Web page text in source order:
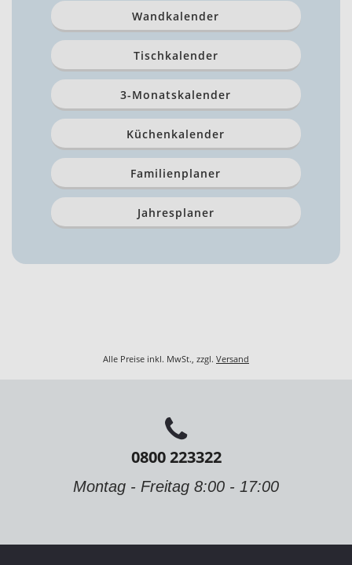
Wandkalender
Tischkalender
3-Monatskalender
Küchenkalender
Familienplaner
Jahresplaner
Alle Preise inkl. MwSt., zzgl. Versand
0800 223322
Montag - Freitag 8:00 - 17:00